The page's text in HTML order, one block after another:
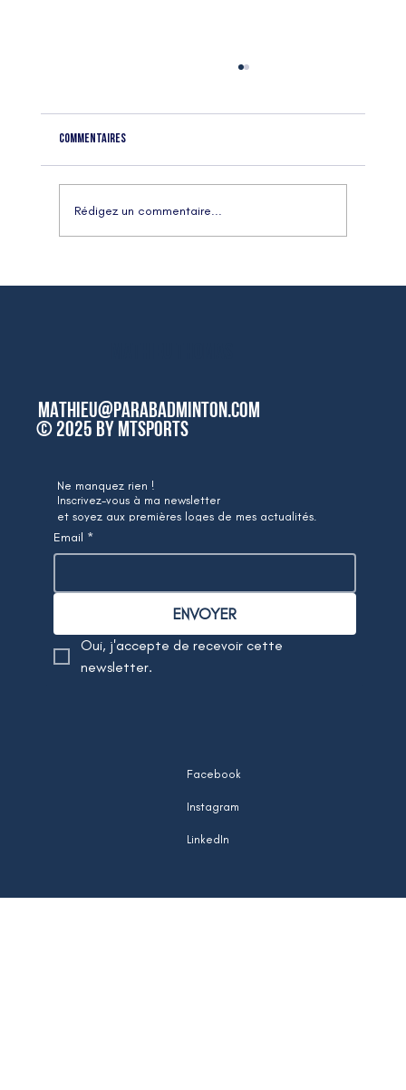
Commentaires
Rédigez un commentaire...
mathieu@parabadminton.com
© 2025 by MTSPORTS
Ne manquez rien !
Inscrivez-vous à ma newsletter
et soyez aux premières loges de mes actualités.
Email *
ENVOYER
Oui, j'accepte de recevoir cette
Facebook
Instagram
LinkedIn